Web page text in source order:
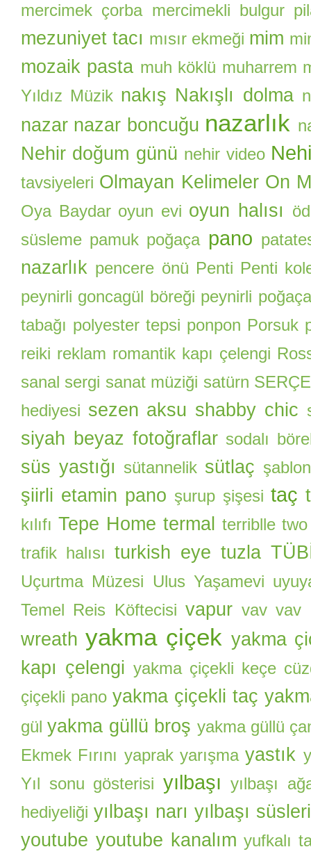
mercimek çorba mercimekli bulgur
mezuniyet tacı mısır ekmeği mim
mozaik pasta muh köklü muharrem
Yıldız Müzik nakış Nakışlı dolma
nazar nazar boncuğu nazarlık
Nehir doğum günü nehir video
tavsiyeleri Olmayan Kelimeler On
Oya Baydar oyun evi oyun halısı
süsleme pamuk poğaça pano
nazarlık pencere önü Penti Penti
peynirli goncagül böreği peynirli poğaça
tabağı polyester tepsi ponpon Porsuk
reiki reklam romantik kapı çelengi
sanal sergi sanat müziği satürn
hediyesi sezen aksu shabby chic
siyah beyaz fotoğraflar sodalı
süs yastığı sütannelik sütlaç
şiirli etamin pano şurup şişesi taç
kılıfı Tepe Home termal
terriblle two
trafik halısı turkish eye tuzla
Uçurtma Müzesi Ulus Yaşamevi
Temel Reis Köftecisi vapur vav vav
wreath yakma çiçek yakma
kapı çelengi yakma çiçekli keçe
çiçekli pano yakma çiçekli taç
gül yakma güllü broş yakma güllü
Ekmek Fırını yaprak yarışma yastık
Yıl sonu gösterisi yılbaşı yılbaşı
hediyeliği yılbaşı narı yılbaşı süsleri
youtube youtube kanalım yufkalı